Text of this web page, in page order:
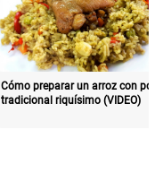
Cómo preparar un arroz con pollo
tradicional riquísimo (VIDEO)